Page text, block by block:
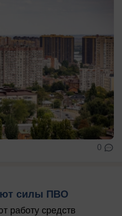
0
силы ПВО
работу средств